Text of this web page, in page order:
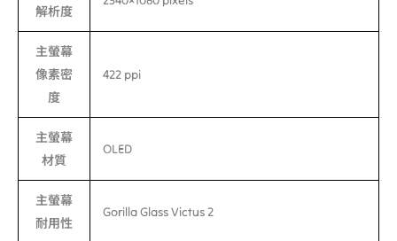
解析度
主螢幕
像素密
度
422 ppi
主螢幕
材質
OLED
主螢幕
耐用性
Gorilla Glass Victus 2